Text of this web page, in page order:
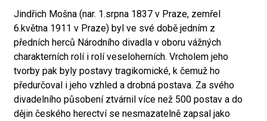
Jindřich Mošna (nar. 1.srpna 1837 v Praze, zemřel
6.května 1911 v Praze) byl ve své době jedním z
předních herců Národního divadla v oboru vážných
charakterních rolí i rolí veseloherních. Vrcholem jeho
tvorby pak byly postavy tragikomické, k čemuž ho
předurčoval i jeho vzhled a drobná postava. Za svého
divadelního působení ztvárnil více než 500 postav a do
dějin českého herectví se nesmazatelně zapsal jako